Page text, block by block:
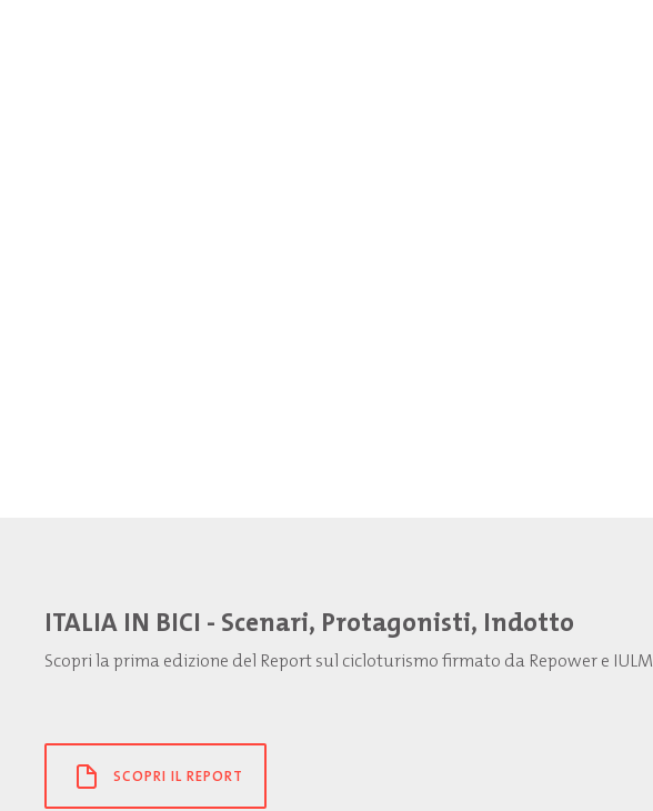
ITALIA IN BICI - Scenari, Protagonisti, Indotto
Scopri la prima edizione del Report sul cicloturismo firmato da Repower e IULM
SCOPRI IL REPORT